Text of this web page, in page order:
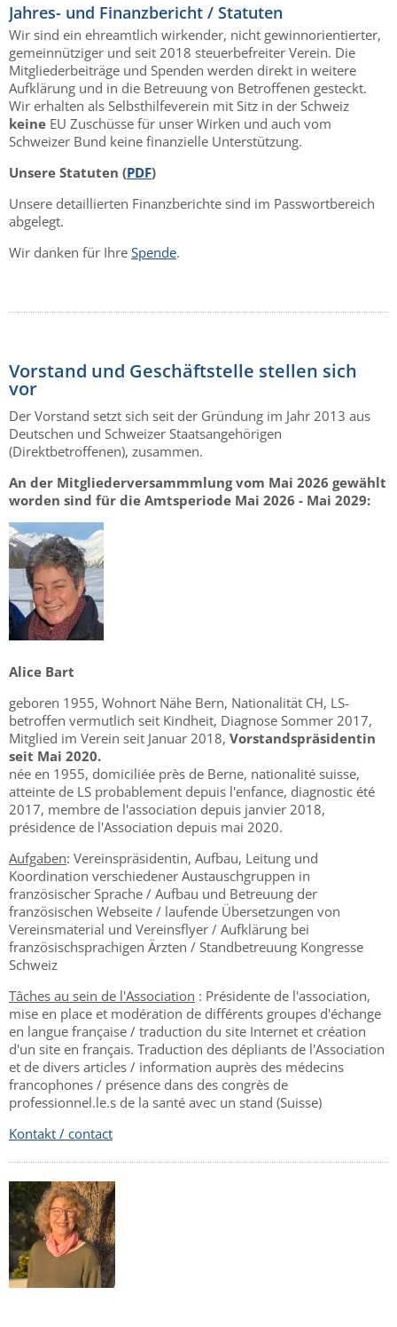
Jahres- und Finanzbericht / Statuten
Wir sind ein ehreamtlich wirkender, nicht gewinnorientierter,
gemeinnütziger und seit 2018 steuerbefreiter Verein. Die
Mitgliederbeiträge und Spenden werden direkt in weitere
Aufklärung und in die Betreuung von Betroffenen gesteckt.
Wir erhalten als Selbsthilfeverein mit Sitz in der Schweiz
keine EU Zuschüsse für unser Wirken und auch vom
Schweizer Bund keine finanzielle Unterstützung.
Unsere Statuten (PDF)
Unsere detaillierten Finanzberichte sind im Passwortbereich
abgelegt.
Wir danken für Ihre Spende.
Vorstand und Geschäftstelle stellen sich
vor
Der Vorstand setzt sich seit der Gründung im Jahr 2013 aus
Deutschen und Schweizer Staatsangehörigen
(Direktbetroffenen), zusammen.
An der Mitgliederversammmlung vom Mai 2026 gewählt
worden sind für die Amtsperiode Mai 2026 - Mai 2029:
Alice Bart
geboren 1955, Wohnort Nähe Bern, Nationalität CH, LS-
betroffen vermutlich seit Kindheit, Diagnose Sommer 2017,
Mitglied im Verein seit Januar 2018, Vorstandspräsidentin
seit Mai 2020.
née en 1955, domiciliée près de Berne, nationalité suisse,
atteinte de LS probablement depuis l'enfance, diagnostic été
2017, membre de l'association depuis janvier 2018,
présidence de l'Association depuis mai 2020.
Aufgaben: Vereinspräsidentin, Aufbau, Leitung und
Koordination verschiedener Austauschgruppen in
französischer Sprache / Aufbau und Betreuung der
französischen Webseite / laufende Übersetzungen von
Vereinsmaterial und Vereinsflyer / Aufklärung bei
französischsprachigen Ärzten / Standbetreuung Kongresse
Schweiz
Tâches au sein de l'Association : Présidente de l'association,
mise en place et modération de différents groupes d'échange
en langue française / traduction du site Internet et création
d'un site en français. Traduction des dépliants de l'Association
et de divers articles / information auprès des médecins
francophones / présence dans des congrès de
professionnel.le.s de la santé avec un stand (Suisse)
Kontakt / contact